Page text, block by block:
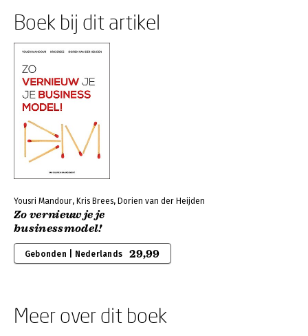
Boek bij dit artikel
Yousri Mandour, Kris Brees, Dorien van der Heijden
Zo vernieuw je je
businessmodel!
Gebonden | Nederlands 29,99
Meer over dit boek